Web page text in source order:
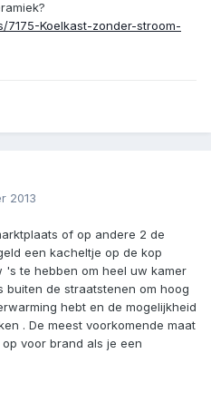
Koelkast-zonder-stroom-
2013
of op andere 2 de
een kacheltje op de kop
's te hebben om heel uw kamer
buiten de straatstenen om hoog
hebt en de mogelijkheid
. De meest voorkomende maat
op voor brand als je een